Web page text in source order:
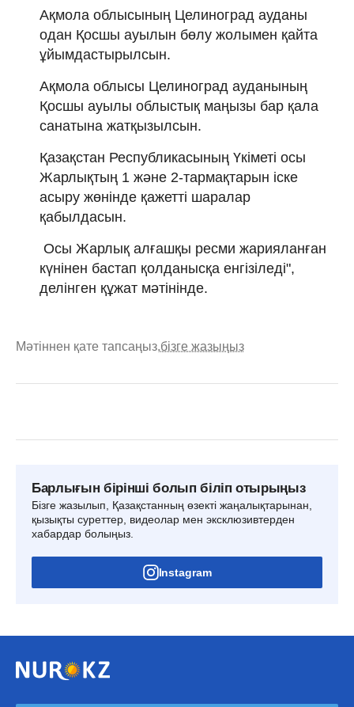
Ақмола облысының Целиноград ауданы
одан Қосшы ауылын бөлу жолымен қайта
ұйымдастырылсын.
Ақмола облысы Целиноград ауданының
Қосшы ауылы облыстық маңызы бар қала
санатына жатқызылсын.
Қазақстан Республикасының Үкіметі осы
Жарлықтың 1 және 2-тармақтарын іске
асыру жөнінде қажетті шаралар
қабылдасын.
Осы Жарлық алғашқы ресми жарияланған
күнінен бастап қолданысқа енгізіледі",
делінген құжат мәтінінде.
Мәтіннен қате тапсаңыз,бізге жазыңыз
Барлығын бірінші болып біліп отырыңыз
Бізге жазылып, Қазақстанның өзекті жаңалықтарынан,
қызықты суреттер, видеолар мен эксклюзивтерден
хабардар болыңыз.
Instagram